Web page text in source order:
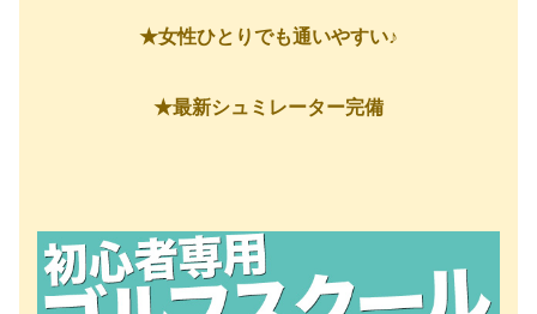
★女性ひとりでも通いやすい♪
★最新シュミレーター完備